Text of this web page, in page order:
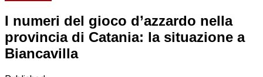
I numeri del gioco d’azzardo nella
provincia di Catania: la situazione a
Biancavilla